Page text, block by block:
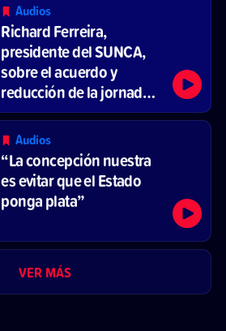
Audios
Richard Ferreira,
presidente del SUNCA,
sobre el acuerdo y
reducción de la jornada
laboral
Audios
“La concepción nuestra
es evitar que el Estado
ponga plata”
VER MÁS